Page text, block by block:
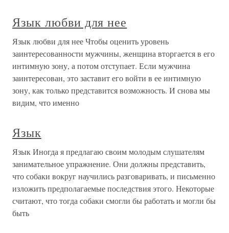
Язык любви для нее
Язык любви для нее Чтобы оценить уровень
заинтересованности мужчины, женщина вторгается в его
интимную зону, а потом отступает. Если мужчина
заинтересован, это заставит его войти в ее интимную
зону, как только представится возможность. И снова мы
видим, что именно
Язык
Язык Иногда я предлагаю своим молодым слушателям
занимательное упражнение. Они должны представить,
что собаки вокруг научились разговаривать, и письменно
изложить предполагаемые последствия этого. Некоторые
считают, что тогда собаки смогли бы работать и могли бы
быть